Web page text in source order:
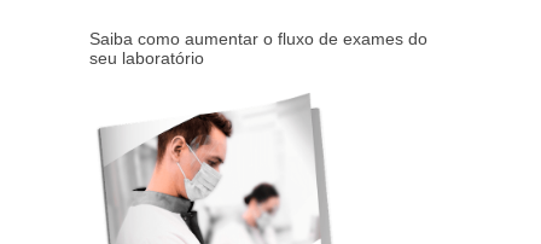
Saiba como aumentar o fluxo de exames do
seu laboratório